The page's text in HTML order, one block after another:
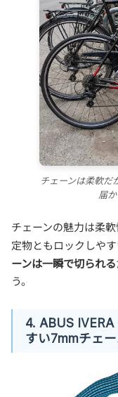
チェーンは柔軟だ
届
チェーンの魅力は柔
定物ともロックしや
ーンは一瞬で切られる
う。
4. ABUS
すい7mmチェ